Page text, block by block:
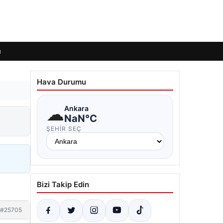
#25705
Hava Durumu
☁Ankara
NaN°C
ŞEHIR SEÇ
Bizi Takip Edin